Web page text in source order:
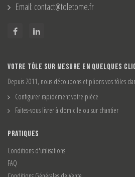
Email: contact@toletome.fr
VOTRE TÔLE SUR MESURE EN QUELQUES
Depuis 2011, nous découpons et plions vos tôles
Configurer rapidement votre pièce
Faites-vous livrer à domicile ou sur chantier
PRATIQUES
Conditions d'utilisations
FAQ